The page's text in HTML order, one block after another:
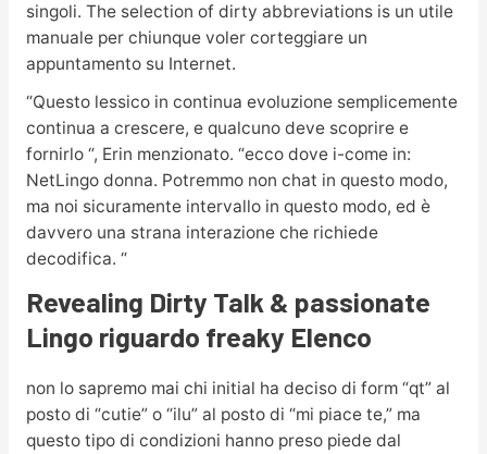
singoli. The selection of dirty abbreviations is un utile
manuale per chiunque voler corteggiare un
appuntamento su Internet.
“Questo lessico in continua evoluzione semplicemente
continua a crescere, e qualcuno deve scoprire e
fornirlo “, Erin menzionato. “ecco dove i-come in:
NetLingo donna. Potremmo non chat in questo modo,
ma noi sicuramente intervallo in questo modo, ed è
davvero una strana interazione che richiede
decodifica. “
Revealing Dirty Talk & passionate
Lingo riguardo freaky Elenco
non lo sapremo mai chi initial ha deciso di form “qt” al
posto di “cutie” o “ilu” al posto di “mi piace te,” ma
questo tipo di condizioni hanno preso piede dal